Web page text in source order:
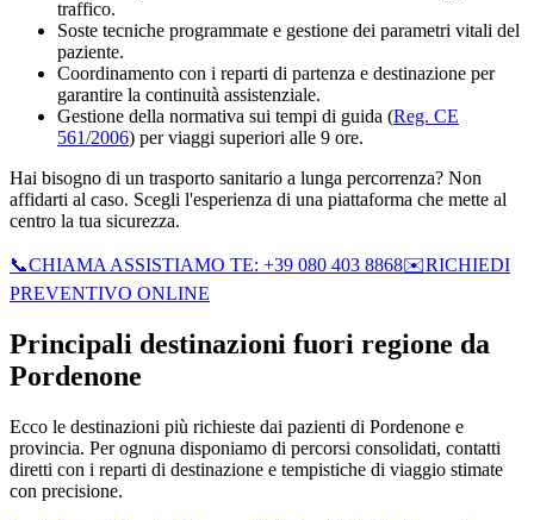
traffico.
Soste tecniche programmate e gestione dei parametri vitali del
paziente.
Coordinamento con i reparti di partenza e destinazione per
garantire la continuità assistenziale.
Gestione della normativa sui tempi di guida (Reg. CE
561/2006) per viaggi superiori alle 9 ore.
Hai bisogno di un trasporto sanitario a lunga percorrenza? Non
affidarti al caso. Scegli l'esperienza di una piattaforma che mette al
centro la tua sicurezza.
📞CHIAMA ASSISTIAMO TE: +39 080 403 8868✉️RICHIEDI
PREVENTIVO ONLINE
Principali destinazioni fuori regione da
Pordenone
Ecco le destinazioni più richieste dai pazienti di Pordenone e
provincia. Per ognuna disponiamo di percorsi consolidati, contatti
diretti con i reparti di destinazione e tempistiche di viaggio stimate
con precisione.